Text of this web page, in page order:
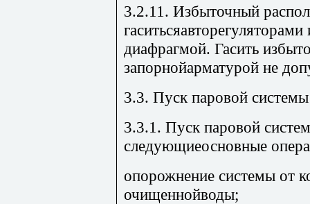
3.2.11. Избыточный
диафрагмой. Гасить
запорнойарматурой не
3.3. Пуск паровой
3.3.1. Пуск паровой
следующиеосновные
опорожнение системы от
очищеннойводы;